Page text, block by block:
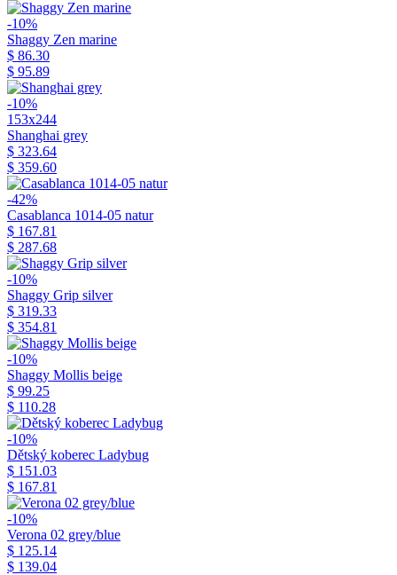
-10%
Shaggy Zen marine
$ 86.30
$ 95.89
-10%
153x244
Shanghai grey
$ 323.64
$ 359.60
-42%
Casablanca 1014-05 natur
$ 167.81
$ 287.68
-10%
Shaggy Grip silver
$ 319.33
$ 354.81
-10%
Shaggy Mollis beige
$ 99.25
$ 110.28
-10%
Dětský koberec Ladybug
$ 151.03
$ 167.81
-10%
Verona 02 grey/blue
$ 125.14
$ 139.04